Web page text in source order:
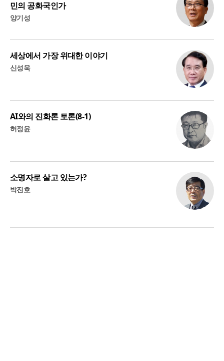
민의 공화국인가
양기성
세상에서 가장 위대한 이야기
신성욱
AI와의 진화론 토론(8-1)
허정윤
소명자로 살고 있는가?
박진호